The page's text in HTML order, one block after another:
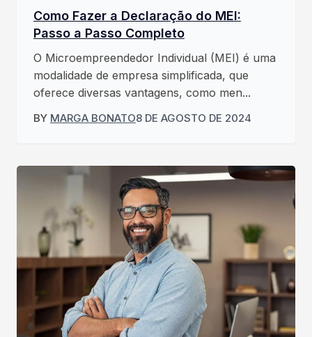
Como Fazer a Declaração do MEI:
Passo a Passo Completo
O Microempreendedor Individual (MEI) é uma
modalidade de empresa simplificada, que
oferece diversas vantagens, como men...
BY MARGA BONATO8 DE AGOSTO DE 2024